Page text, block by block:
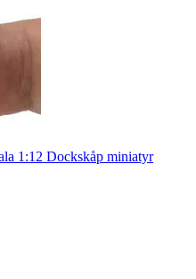
1:12 Dockskåp miniatyr